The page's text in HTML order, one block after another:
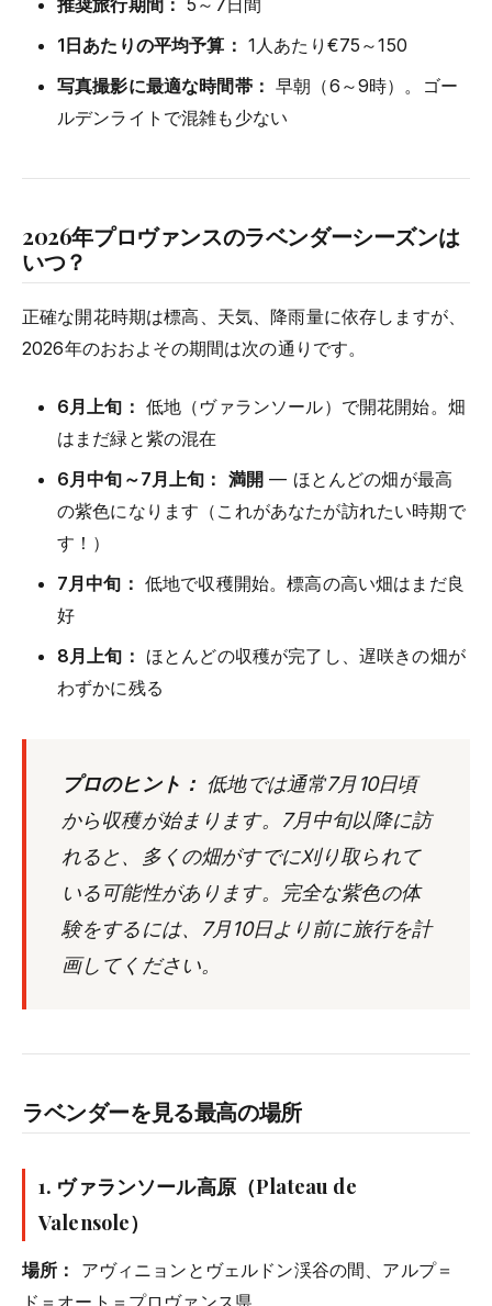
推奨旅行期間： 5～7日間
1日あたりの平均予算： 1人あたり€75～150
写真撮影に最適な時間帯： 早朝（6～9時）。ゴー
ルデンライトで混雑も少ない
2026年プロヴァンスのラベンダーシーズンは
いつ？
正確な開花時期は標高、天気、降雨量に依存しますが、
2026年のおおよその期間は次の通りです。
6月上旬： 低地（ヴァランソール）で開花開始。畑
はまだ緑と紫の混在
6月中旬～7月上旬： 満開 — ほとんどの畑が最高
の紫色になります（これがあなたが訪れたい時期で
す！）
7月中旬： 低地で収穫開始。標高の高い畑はまだ良
好
8月上旬： ほとんどの収穫が完了し、遅咲きの畑が
わずかに残る
プロのヒント： 低地では通常7月10日頃
から収穫が始まります。7月中旬以降に訪
れると、多くの畑がすでに刈り取られて
いる可能性があります。完全な紫色の体
験をするには、7月10日より前に旅行を計
画してください。
ラベンダーを見る最高の場所
1. ヴァランソール高原（Plateau de
Valensole）
場所：
アヴィニョンとヴェルドン渓谷の間、アルプ＝